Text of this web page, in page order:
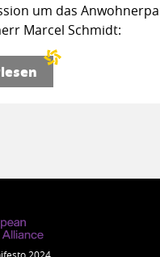
um das
Marcel Schmidt:
von A bis Z